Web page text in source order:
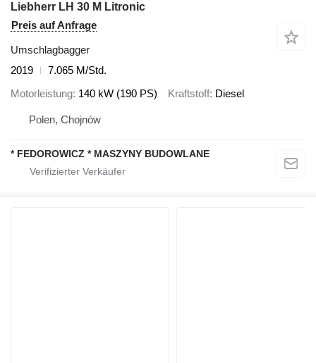
Liebherr LH 30 M Litronic
Preis auf Anfrage
Umschlagbagger
2019
7.065 M/Std.
Motorleistung 140 kW (190 PS) Kraftstoff Diesel
Polen, Chojnów
* FEDOROWICZ * MASZYNY BUDOWLANE